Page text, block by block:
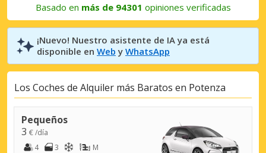
Basado en más de 94301 opiniones verificadas
¡Nuevo! Nuestro asistente de IA ya está
disponible en Web y WhatsApp
Los Coches de Alquiler más Baratos en Potenza
Pequeños
3 € /día
4
3 M